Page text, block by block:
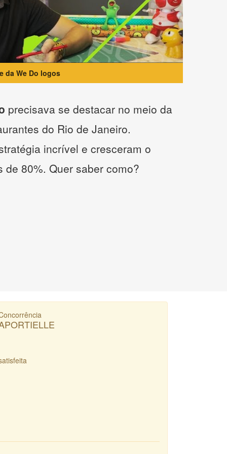
da We Do logos
precisava se destacar no meio da
do Rio de Janeiro.
incrível e cresceram o
de 80%. Quer saber como?